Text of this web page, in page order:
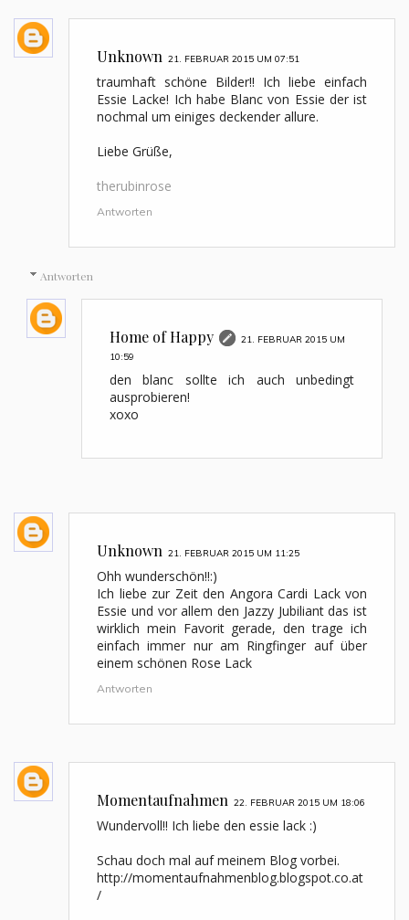
Unknown 21. FEBRUAR 2015 UM 07:51
traumhaft schöne Bilder!! Ich liebe einfach
Essie Lacke! Ich habe Blanc von Essie der ist
nochmal um einiges deckender allure.
Liebe Grüße,
therubinrose
Antworten
Antworten
Home of Happy
21. FEBRUAR 2015 UM
10:59
den blanc sollte ich auch unbedingt
ausprobieren!
xoxo
Unknown 21. FEBRUAR 2015 UM 11:25
Ohh wunderschön!!:)
Ich liebe zur Zeit den Angora Cardi Lack von
Essie und vor allem den Jazzy Jubiliant das ist
wirklich mein Favorit gerade, den trage ich
einfach immer nur am Ringfinger auf über
einem schönen Rose Lack
Antworten
Momentaufnahmen 22. FEBRUAR 2015 UM 18:06
Wundervoll!! Ich liebe den essie lack :)
Schau doch mal auf meinem Blog vorbei.
http://momentaufnahmenblog.blogspot.co.at
/